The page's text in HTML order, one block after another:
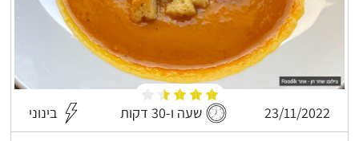
23/11/2022 שעה ו-30 דקות בינוני